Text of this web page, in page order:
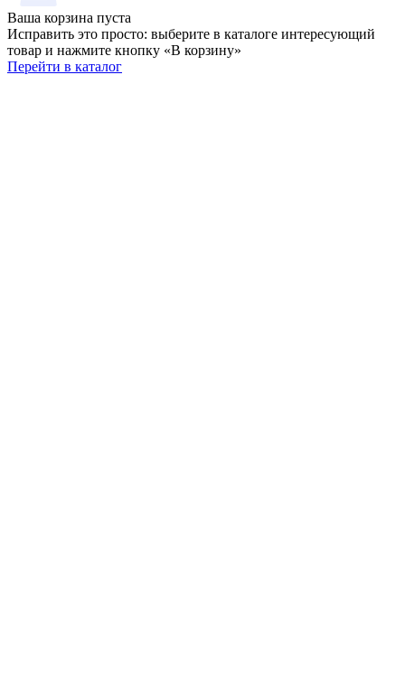
Ваша корзина пуста
Исправить это просто: выберите в каталоге интересующий
товар и нажмите кнопку «В корзину»
Перейти в каталог